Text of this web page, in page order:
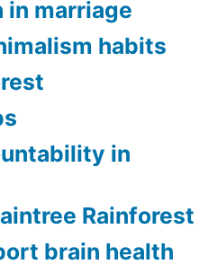
in marriage
habits
in
Rainforest
brain health